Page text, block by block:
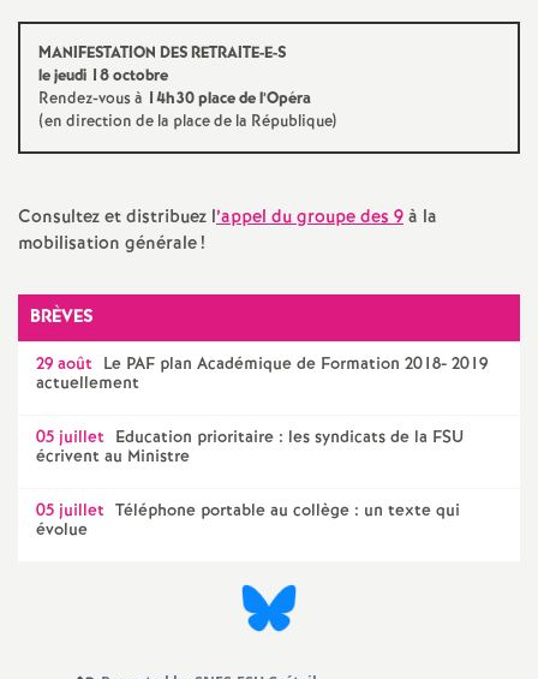
g
n
e
m
e
MANIFESTATION DESRETRAITE-E-S
le jeudi 18 octobre
Rendez-vous à 14h30 place de l’Opéra
(en direction de la place de la République)
Consultez et distribuez l’appel du groupe des 9à la
mobilisation générale!
BRÈVES
29 août Le PAF plan Académique de Formation 2018- 2019
actuellement
05 juillet Education prioritaire : les syndicats de la FSU
écrivent au Ministre
05 juillet Téléphone portable au collège : un texte qui
évolue